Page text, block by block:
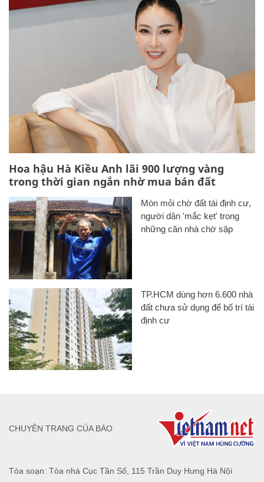
Hoa hậu Hà Kiều Anh lãi 900 lượng vàng
trong thời gian ngắn nhờ mua bán đất
Mòn mỏi chờ đất tái định cư,
người dân 'mắc kẹt' trong
những căn nhà chờ sập
TP.HCM dùng hơn 6.600 nhà
đất chưa sử dụng để bố trí tái
định cư
Tòa soạn: Tòa nhà Cục Tần Số, 115 Trần Duy Hưng Hà Nội
CHUYÊN TRANG CỦA BÁO